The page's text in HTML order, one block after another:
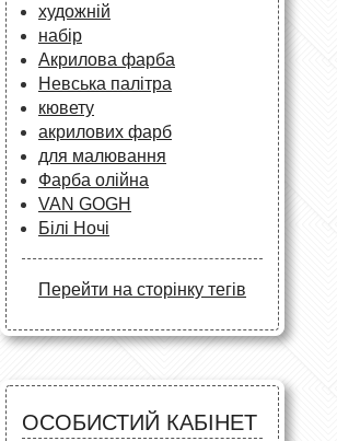
художній
набір
Акрилова фарба
Невська палітра
кювету
акрилових фарб
для малювання
Фарба олійна
VAN GOGH
Білі Ночі
Перейти на сторінку тегів
ОСОБИСТИЙ КАБІНЕТ